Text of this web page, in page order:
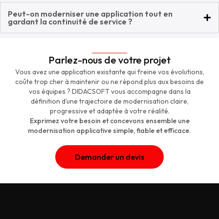
Peut-on moderniser une application tout en
gardant la continuité de service ?
Parlez-nous de votre projet
Vous avez une application existante qui freine vos évolutions,
coûte trop cher à maintenir ou ne répond plus aux besoins de
vos équipes ? DIDACSOFT vous accompagne dans la
définition d’une trajectoire de modernisation claire,
progressive et adaptée à votre réalité.
Exprimez votre besoin et concevons ensemble une
modernisation applicative simple, fiable et efficace.
Demander un devis